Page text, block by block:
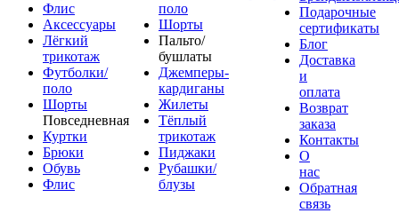
Флис
Аксессуары
Лёгкий
трикотаж
Футболки/
поло
Шорты
Повседневная
Куртки
Брюки
Обувь
Флис
поло
Шорты
Пальто/
бушлаты
Джемперы-
кардиганы
Жилеты
Тёплый
трикотаж
Пиджаки
Рубашки/
блузы
Подарочные
сертификаты
Блог
Доставка
и
оплата
Возврат
заказа
Контакты
О
нас
Обратная
связь